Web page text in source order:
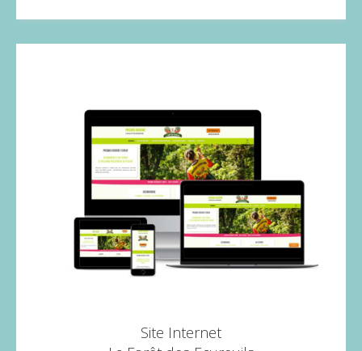
Site Internet